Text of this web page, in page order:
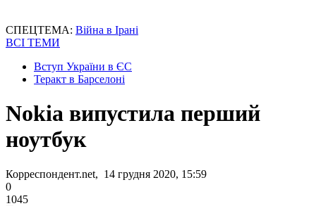
СПЕЦТЕМА: Війна в Ірані
ВСІ ТЕМИ
Вступ України в ЄС
Теракт в Барселоні
Nokia випустила перший
ноутбук
Корреспондент.net, 14 грудня 2020, 15:59
0
1045